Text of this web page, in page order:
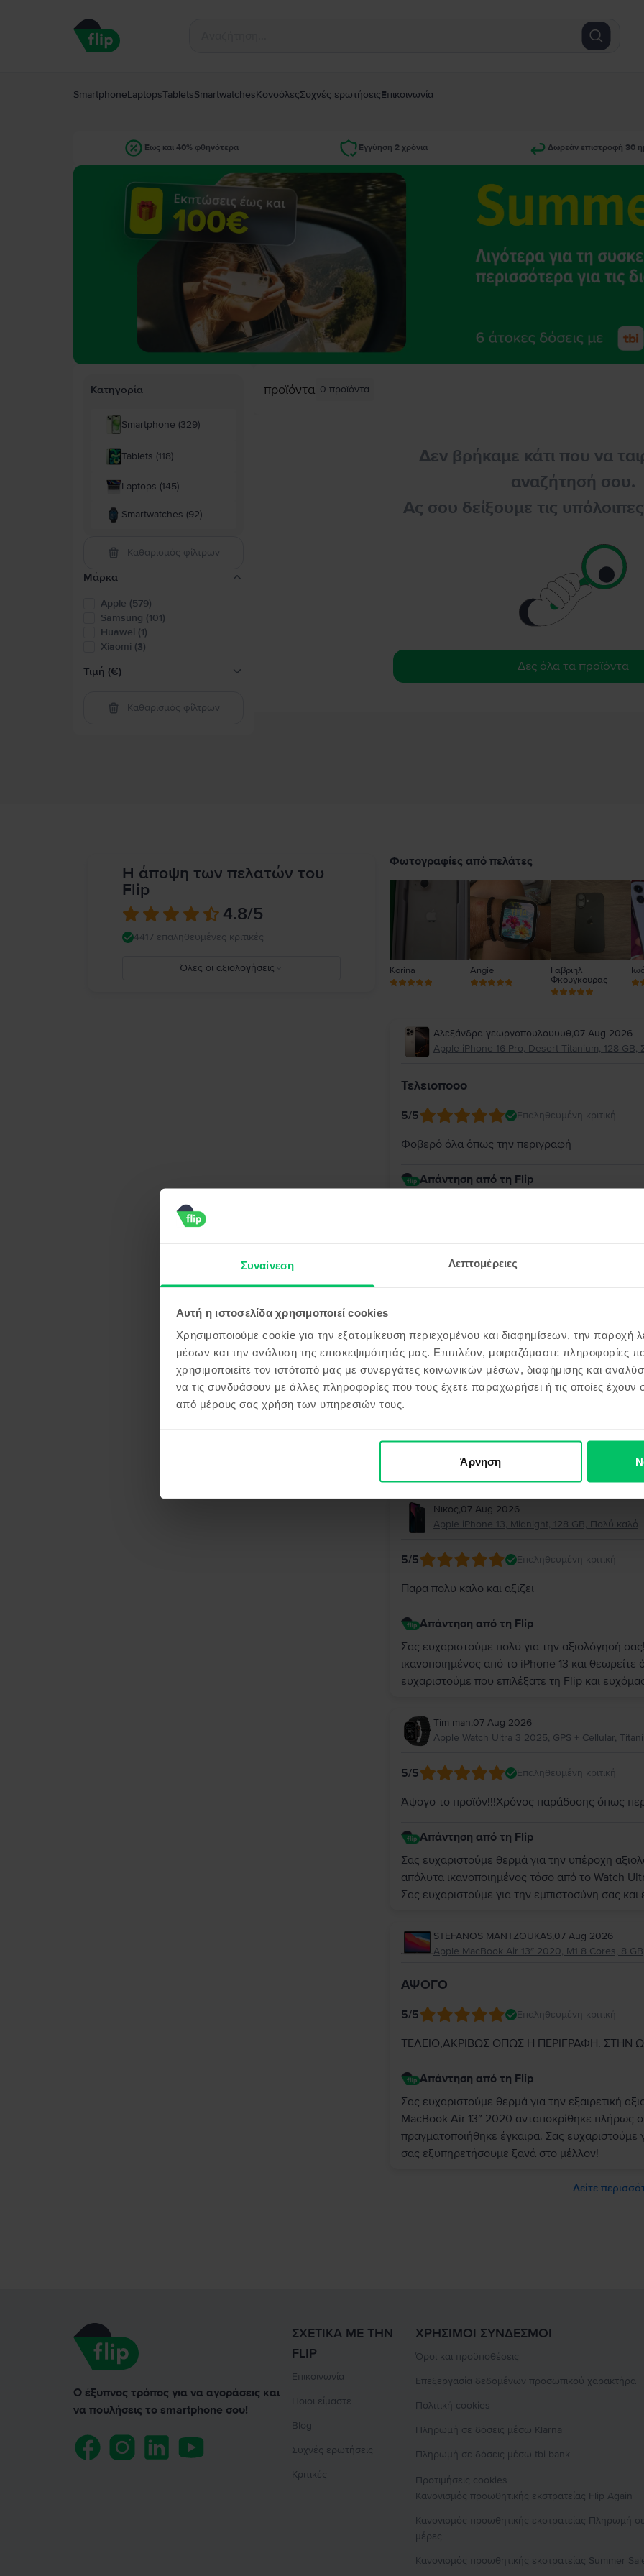
Συναίνεση Λεπτομέρειες
Αυτή η ιστοσελίδα χρησιμοποιεί cookies
Χρησιμοποιούμε cookie για την εξατομίκευση περιεχομένου και διαφημίσεων, την παροχή
μέσων και την ανάλυση της επισκεψιμότητάς μας. Επιπλέον, μοιραζόμαστε πληροφορίες
χρησιμοποιείτε τον ιστότοπό μας με συνεργάτες κοινωνικών μέσων, διαφήμισης και
να τις συνδυάσουν με άλλες πληροφορίες που τους έχετε παραχωρήσει ή τις οποίες έχουν
από μέρους σας χρήση των υπηρεσιών τους.
Άρνηση
SmartphoneLaptopsTabletsSmartwatchesΚονσόλεςΣυχνές ερωτήσειςΕπικοινωνία
Έως και 40% φθηνότερα Εγγύηση 2 χρόνια Δωρεάν επιστροφή 30
Κατηγορία
Smartphone (329)
Tablets (118)
Laptops (145)
Smartwatches (92)
Καθαρισμός φίλτρων
Μάρκα
Apple (579)
Samsung (101)
Huawei (1)
Xiaomi (3)
Τιμή (€)
Καθαρισμός φίλτρων
προϊόντα 0 προϊόντα
Δεν βρήκαμε κάτι που να
αναζήτησή σου.
Ας σου δείξουμε τις
Δες όλα τα προϊόντα
Η άποψη των πελατών του
Flip
4.8/5
4417 επαληθευμένες κριτικές
Όλες οι αξιολογήσεις
Φωτογραφίες από πελάτες
Korina Angie
Γαβριηλ
Φκουγκουρας
Αλεξάνδρα γεωργοπουλουυυθ,07 Aug 2026
Apple iPhone 16 Pro, Desert Titanium, 128 GB,
Τελειοποοο
5/5 Επαληθευμένη κριτική
Φοβερό όλα όπως την περιγραφή
Απάντηση από τη Flip
Σας ευχαριστούμε θερμά για την υπέροχη
iPhone 16 Pro ανταποκρίθηκε πλήρως στην
την αγορά σας. Σας ευχαριστούμε για την
Επαληθευμένη κριτική
Άψογα όλα!
Σας ευχαριστούμε θερμά για την αξιολόγησή
άψογα και ότι μείνατε ικανοποιημένος από
την εμπιστοσύνη σας και θα χαρούμε να σας
Νικος,07 Aug 2026
Apple iPhone 13, Midnight, 128 GB, Πολύ καλό
5/5 Επαληθευμένη κριτική
Παρα πολυ καλο και αξιζει
Απάντηση από τη Flip
Σας ευχαριστούμε πολύ για την αξιολόγησή
ικανοποιημένος από το iPhone 13 και θεωρείτε
ευχαριστούμε που επιλέξατε τη Flip και
Tim man,07 Aug 2026
Apple Watch Ultra 3 2025, GPS + Cellular,
5/5 Επαληθευμένη κριτική
Άψογο το προϊόν!!!Χρόνος παράδοσης όπως
Απάντηση από τη Flip
Σας ευχαριστούμε θερμά για την υπέροχη
απόλυτα ικανοποιημένος τόσο από το Watch
Σας ευχαριστούμε για την εμπιστοσύνη σας
STEFANOS MANTZOUKAS,07 Aug 2026
Apple MacBook Air 13″ 2020, M1 8 Cores, 8
ΑΨΟΓΟ
5/5 Επαληθευμένη κριτική
ΤΕΛΕΙΟ,ΑΚΡΙΒΩΣ ΟΠΩΣ Η ΠΕΡΙΓΡΑΦΗ. ΣΤΗΝ
Απάντηση από τη Flip
Σας ευχαριστούμε θερμά για την εξαιρετική
MacBook Air 13″ 2020 ανταποκρίθηκε πλήρως
πραγματοποιήθηκε έγκαιρα. Σας
σας εξυπηρετήσουμε ξανά στο μέλλον!
Δείτε
Ο έξυπνος τρόπος για να αγοράσεις και
να πουλήσεις το smartphone σου!
ΣΧΕΤΙΚΆ ΜΕ ΤΗΝ
FLIP
Επικοινωνία
Ποιοι είμαστε
Blog
Συχνές ερωτήσεις
Κριτικές
ΧΡΉΣΙΜΟΙ ΣΎΝΔΕΣΜΟΙ
Όροι και προϋποθέσεις
Επεξεργασία δεδομένων προσωπικού χαρακτήρα
Πολιτική cookies
Πληρωμή σε δόσεις μέσω Klarna
Πληρωμή σε δόσεις μέσω tbi bank
Προτιμήσεις cookies
Κανονισμός προωθητικής εκστρατείας Flip Again
Κανονισμός προωθητικής εκστρατείας Πληρωμή
μέρες
Κανονισμός προωθητικής εκστρατείας Summer